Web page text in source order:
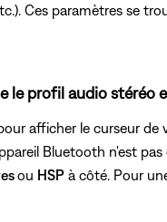
Ces paramètres se
le profil audio stéréo
afficher le curseur de
Bluetooth n'est pas
ou HSP à côté. Pour